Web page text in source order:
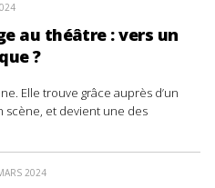
au théâtre : vers un
?
Elle trouve grâce auprès d’un
scène, et devient une des
2024